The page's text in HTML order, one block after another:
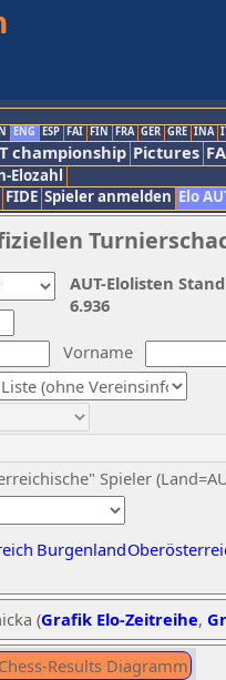
ENG ESP FAI FIN FRA GER GRE INA
championship Pictures
Elozahl
FIDE Spieler anmelden Elo
Vorname
Spieler
Burgenland
AUT-Elolisten
6.936
(Grafik Elo-Zeitreihe,